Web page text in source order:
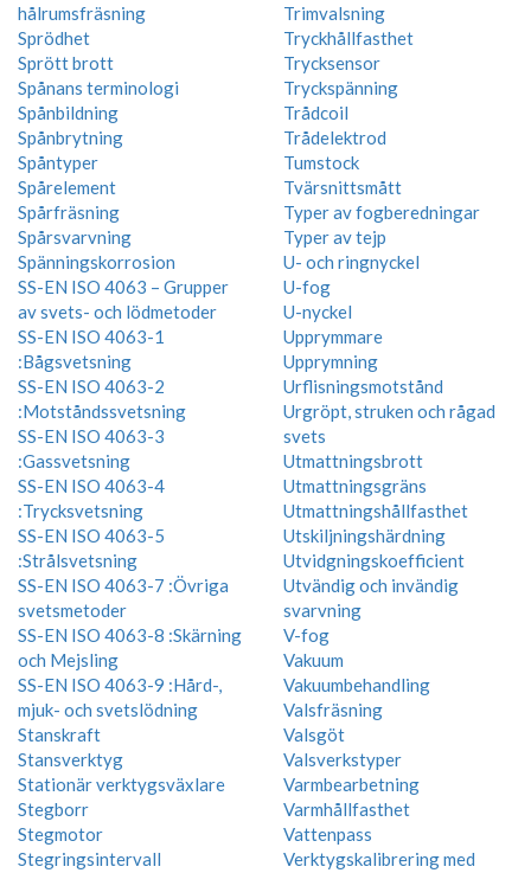
hålrumsfräsning
Sprödhet
Sprött brott
Spånans terminologi
Spånbildning
Spånbrytning
Spåntyper
Spårelement
Spårfräsning
Spårsvarvning
Spänningskorrosion
SS-EN ISO 4063 – Grupper
av svets- och lödmetoder
SS-EN ISO 4063-1
:Bågsvetsning
SS-EN ISO 4063-2
:Motståndssvetsning
SS-EN ISO 4063-3
:Gassvetsning
SS-EN ISO 4063-4
:Trycksvetsning
SS-EN ISO 4063-5
:Strålsvetsning
SS-EN ISO 4063-7 :Övriga
svetsmetoder
SS-EN ISO 4063-8 :Skärning
och Mejsling
SS-EN ISO 4063-9 :Hård-,
mjuk- och svetslödning
Stanskraft
Stansverktyg
Stationär verktygsväxlare
Stegborr
Stegmotor
Stegringsintervall
Trimvalsning
Tryckhållfasthet
Trycksensor
Tryckspänning
Trådcoil
Trådelektrod
Tumstock
Tvärsnittsmått
Typer av fogberedningar
Typer av tejp
U- och ringnyckel
U-fog
U-nyckel
Upprymmare
Upprymning
Urflisningsmotstånd
Urgröpt, struken och rågad
svets
Utmattningsbrott
Utmattningsgräns
Utmattningshållfasthet
Utskiljningshärdning
Utvidgningskoefficient
Utvändig och invändig
svarvning
V-fog
Vakuum
Vakuumbehandling
Valsfräsning
Valsgöt
Valsverkstyper
Varmbearbetning
Varmhållfasthet
Vattenpass
Verktygskalibrering med